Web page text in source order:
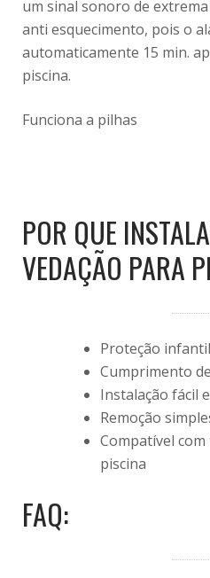
um sinal sonoro de
anti esquecimento, pois o
automaticamente 15 min.
piscina.
Funciona a pilhas
POR QUE
VEDAÇÃO PARA
Proteção
Cumprimento
Instalação fácil
Remoção
Compatível
piscina
FAQ: